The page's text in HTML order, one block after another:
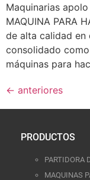
Maquinarias
MAQUINA PARA
de alta calidad en
consolidado
máquinas para
← anteriores
PRODUCTOS
PARTIDORA
MAQUINAS